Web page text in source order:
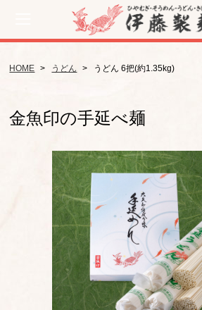
CATEGORY
きしめん
手延べめんセット
流雅（手みやげ用）
HOME うどん うどん 6把(約1.35kg)
金魚印の手延べ麺